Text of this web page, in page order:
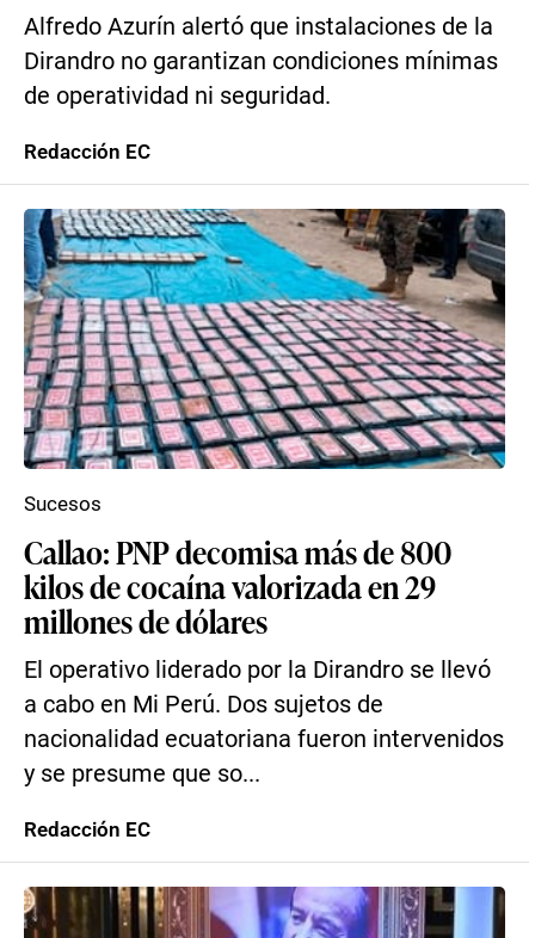
Alfredo Azurín alertó que instalaciones de la
Dirandro no garantizan condiciones mínimas
de operatividad ni seguridad.
Redacción EC
Callao: PNP decomisa más de 800
kilos de cocaína valorizada en 29
millones de dólares
El operativo liderado por la Dirandro se llevó
a cabo en Mi Perú. Dos sujetos de
nacionalidad ecuatoriana fueron intervenidos
y se presume que so...
Sucesos
Redacción EC